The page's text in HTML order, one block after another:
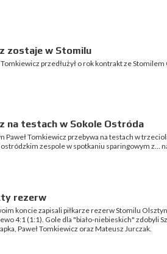
zostaje w Stomilu
przedłużył o rok kontrakt ze Stomilem
na testach w Sokole Ostróda
Paweł Tomkiewicz przebywa na testach w
zespole w spotkaniu sparingowym z...
rezerw
koncie zapisali piłkarze rezerw Stomilu
4:1 (1:1). Gole dla "biało-niebieskich" zdobyli
Paweł Tomkiewicz oraz Mateusz Jurczak.